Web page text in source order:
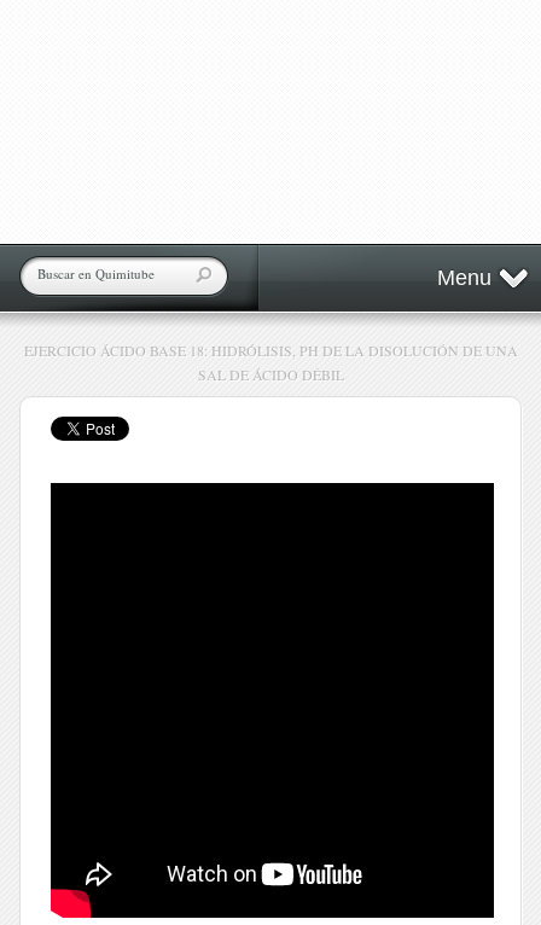
Menu
EJERCICIO ÁCIDO BASE 18: HIDRÓLISIS, PH DE LA DISOLUCIÓN DE UNA
SAL DE ÁCIDO DÉBIL